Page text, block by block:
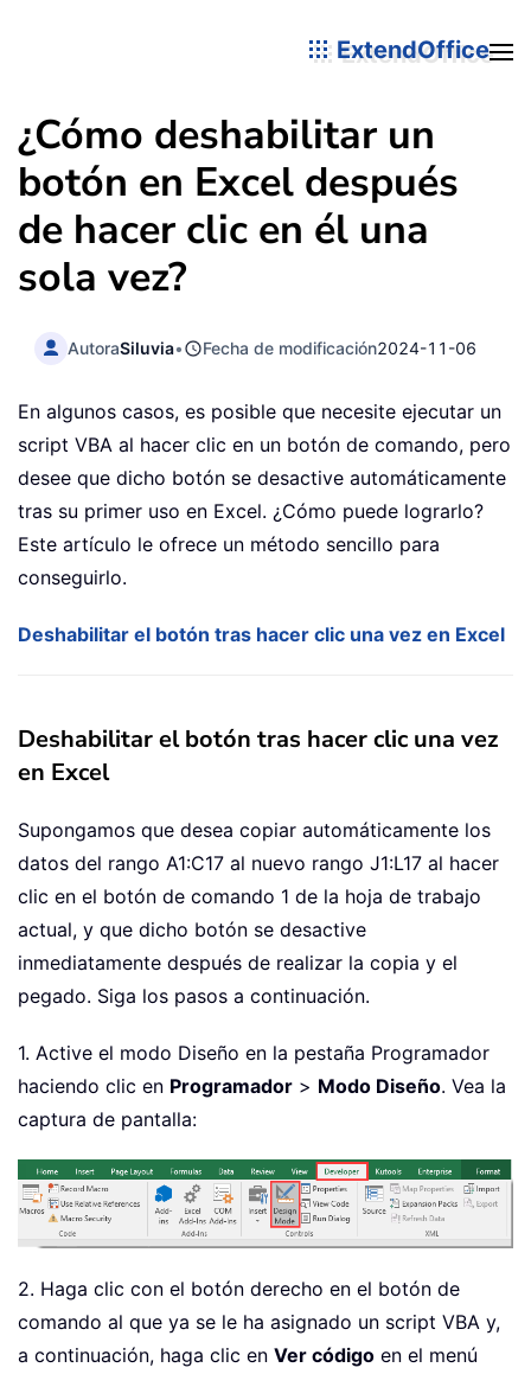
ExtendOffice
¿Cómo deshabilitar un
botón en Excel después
de hacer clic en él una
sola vez?
AutoraSiluvia• Fecha de modificación2024-11-06
En algunos casos, es posible que necesite ejecutar un
script VBA al hacer clic en un botón de comando, pero
desee que dicho botón se desactive automáticamente
tras su primer uso en Excel. ¿Cómo puede lograrlo?
Este artículo le ofrece un método sencillo para
conseguirlo.
Deshabilitar el botón tras hacer clic una vez en Excel
Deshabilitar el botón tras hacer clic una vez
en Excel
Supongamos que desea copiar automáticamente los
datos del rango A1:C17 al nuevo rango J1:L17 al hacer
clic en el botón de comando 1 de la hoja de trabajo
actual, y que dicho botón se desactive
inmediatamente después de realizar la copia y el
pegado. Siga los pasos a continuación.
1. Active el modo Diseño en la pestaña Programador
haciendo clic en Programador > Modo Diseño. Vea la
captura de pantalla:
2. Haga clic con el botón derecho en el botón de
comando al que ya se le ha asignado un script VBA y,
a continuación, haga clic en Ver código en el menú